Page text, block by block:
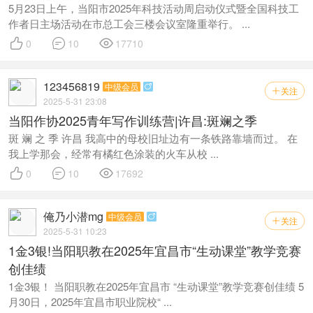
5月23日上午，当阳市2025年科技活动周启动仪式暨全国科技工
作者日主场活动在市总工会三楼会议室隆重举行。 ...
 0  10  17710
 关注
123456819 中级会员 
2025-5-31 23:08
当阳作协2025青年写作训练营|许昌:斑斓之季
斑 斓 之 季 许昌 我高中的母校旧址边有一条铁路靠墙而过。 在
我上学那会，经常有橘红色涂装的火车从校 ...
 0  10  17692
 关注
俺乃小潜mg 中级会员 
2025-5-31 10:23
1金3银!当阳职教在2025年宜昌市“生动课堂”教学竞赛
创佳绩
1金3银！ 当阳职教在2025年宜昌市 “生动课堂”教学竞赛创佳绩 5
月30日，2025年宜昌市职业院校“ ...